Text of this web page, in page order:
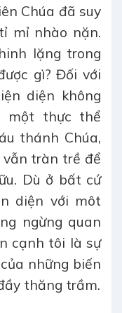
Chúa đã suy
mỉ nhào nặn.
lặng trong
gì? Đối với
diện không
một thực thể
thánh Chúa,
vẫn tràn trề để
Dù ở bất cứ
diện với môt
ngừng quan
cạnh tôi là sự
những biến
thăng trầm.